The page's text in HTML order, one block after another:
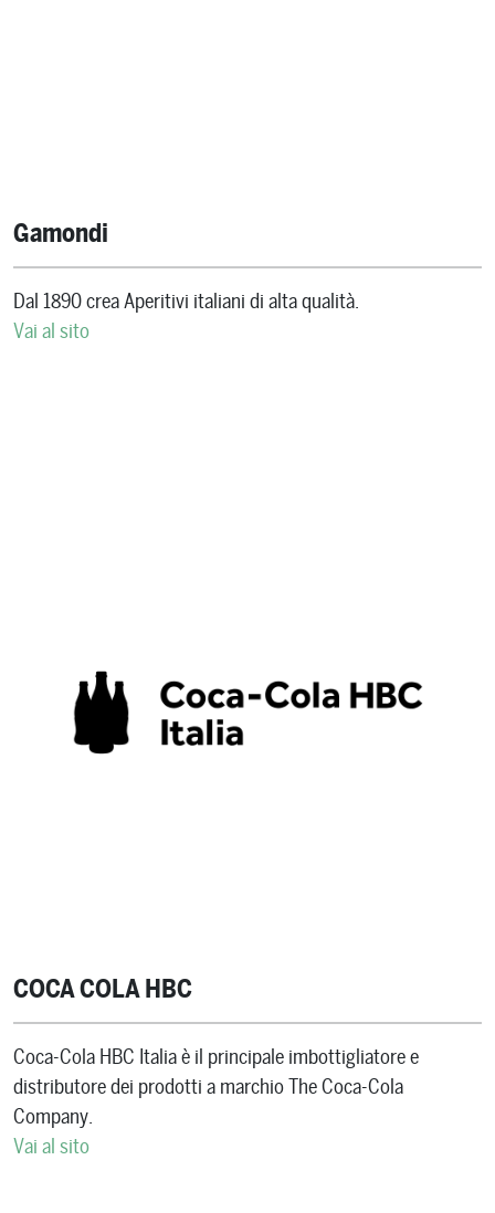
Gamondi
Dal 1890 crea Aperitivi italiani di alta qualità.
Vai al sito
COCA COLA HBC
Coca-Cola HBC Italia è il principale imbottigliatore e
distributore dei prodotti a marchio The Coca-Cola
Company.
Vai al sito